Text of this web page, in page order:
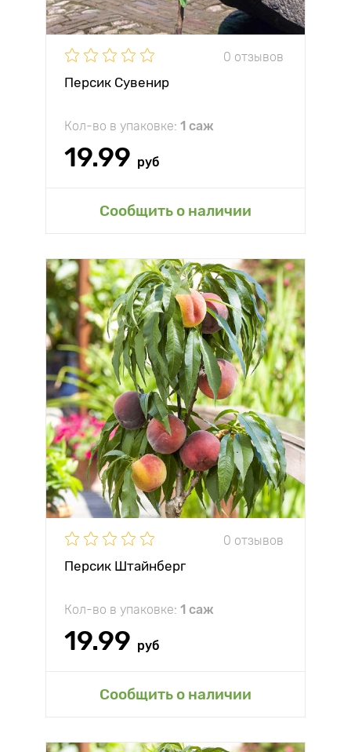
0 отзывов
Персик Сувенир
Кол-во в упаковке: 1 саж
19.99 руб
Сообщить о наличии
0 отзывов
Персик Штайнберг
Кол-во в упаковке: 1 саж
19.99 руб
Сообщить о наличии